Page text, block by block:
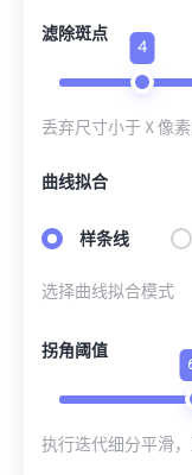
滤除斑点
4
丢弃尺寸小于 X 像素
曲线拟合
样条线
选择曲线拟合模式
拐角阈值
执行迭代细分平滑